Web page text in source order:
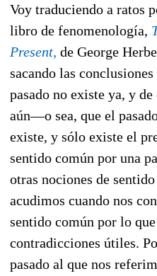
Voy traduciendo a ratos
libro de fenomenología,
Present, de George
sacando las
pasado no existe ya, y
aún—o sea, que el
existe, y sólo existe el
sentido común por una
otras nociones de
acudimos cuando nos
sentido común por lo
contradicciones útiles.
pasado al que nos